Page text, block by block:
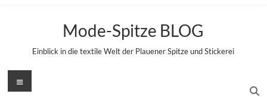
Mode-Spitze BLOG
Einblick in die textile Welt der Plauener Spitze und Stickerei
Menü